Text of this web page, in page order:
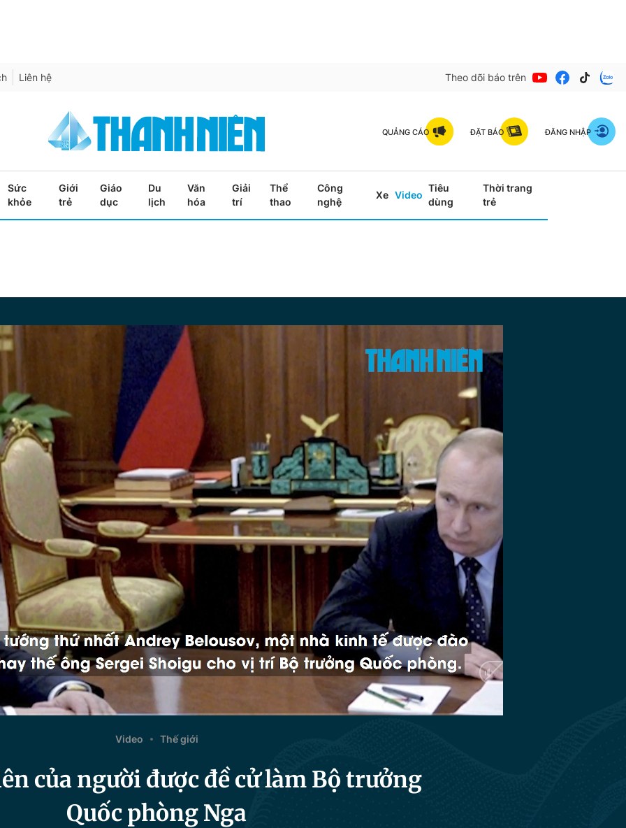
Liên hệ Theo dõi báo trên
QUẢNG CÁO ĐẶT BÁO ĐĂNG NHẬP
Sức
khỏe
Giới
trẻ
Giáo
dục
Du
lịch
Văn
hóa
Giải
trí
Thể
thao
Công
nghệ
Xe Video
Tiêu
dùng
Thời trang
trẻ
Video Thế giới
của người được đề cử làm Bộ trưởng
Quốc phòng Nga